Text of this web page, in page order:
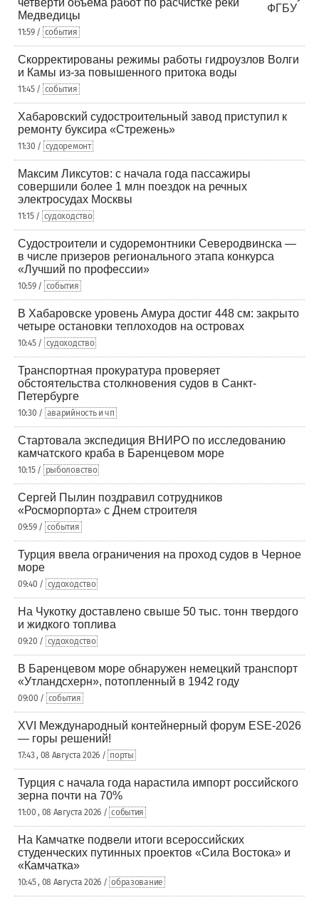
четверти объема работ по расчистке реки
Медведицы
11:59 / события
Скорректированы режимы работы гидроузлов Волги
и Камы из-за повышенного притока воды
11:45 / события
Хабаровский судостроительный завод приступил к
ремонту буксира «Стрежень»
11:30 / судоремонт
Максим Ликсутов: с начала года пассажиры
совершили более 1 млн поездок на речных
электросудах Москвы
11:15 / судоходство
Судостроители и судоремонтники Северодвинска —
в числе призеров регионального этапа конкурса
«Лучший по профессии»
10:59 / события
В Хабаровске уровень Амура достиг 448 см: закрыто
четыре остановки теплоходов на островах
10:45 / судоходство
Транспортная прокуратура проверяет
обстоятельства столкновения судов в Санкт-
Петербурге
10:30 / аварийность и чп
Стартовала экспедиция ВНИРО по исследованию
камчатского краба в Баренцевом море
10:15 / рыболовство
Сергей Пылин поздравил сотрудников
«Росморпорта» с Днем строителя
09:59 / события
Турция ввела ограничения на проход судов в Черное
море
09:40 / судоходство
На Чукотку доставлено свыше 50 тыс. тонн твердого
и жидкого топлива
09:20 / судоходство
В Баренцевом море обнаружен немецкий транспорт
«Утландсхерн», потопленный в 1942 году
09:00 / события
XVI Международный контейнерный форум ESE-2026
— горы решений!
17:43 , 08 Августа 2026 / порты
Турция с начала года нарастила импорт российского
зерна почти на 70%
11:00 , 08 Августа 2026 / события
На Камчатке подвели итоги всероссийских
студенческих путинных проектов «Сила Востока» и
«Камчатка»
10:45 , 08 Августа 2026 / образование